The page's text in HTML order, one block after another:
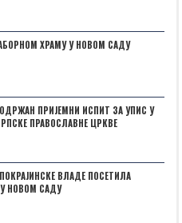
ХРАМУ У НОВОМ САДУ
ПРИЈЕМНИ ИСПИТ ЗА УПИС У
ПРАВОСЛАВНЕ ЦРКВЕ
ВЛАДЕ ПОСЕТИЛА
НОВОМ САДУ